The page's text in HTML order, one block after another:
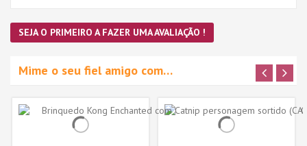
SEJA O PRIMEIRO A FAZER UMA AVALIAÇÃO !
Mime o seu fiel amigo com…